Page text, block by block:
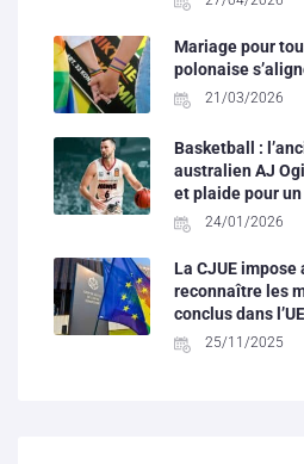
Mariage pour
polonaise
21/03/2026
Basketball :
australien AJ
et plaide pour
24/01/2026
La CJUE
reconnaître les
conclus dans l’UE
25/11/2025